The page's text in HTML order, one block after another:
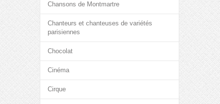
Chansons de Montmartre
Chanteurs et chanteuses de variétés
parisiennes
Chocolat
Cinéma
Cirque